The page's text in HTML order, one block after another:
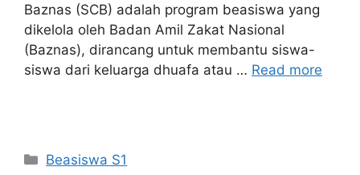
Baznas (SCB) adalah program beasiswa yang
dikelola oleh Badan Amil Zakat Nasional
(Baznas), dirancang untuk membantu siswa-
siswa dari keluarga dhuafa atau … Read more
Kategori
Beasiswa S1